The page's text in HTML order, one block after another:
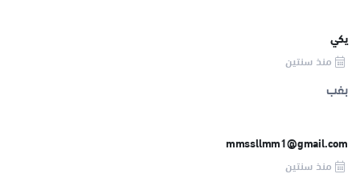
يكي
منذ سنتين
بفب
mmssllmm1@gmail.com
منذ سنتين